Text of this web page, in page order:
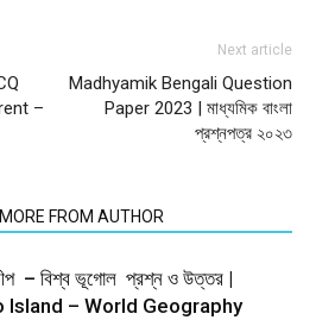
–
Next article
Madhyamik Bengali Question
Paper 2023 | মাধ্যমিক বাংলা
প্রশ্নপত্র ২০২৩
MORE FROM AUTHOR
– বিশ্ব ভূগোল প্রশ্ন ও উত্তর |
Island – World Geography